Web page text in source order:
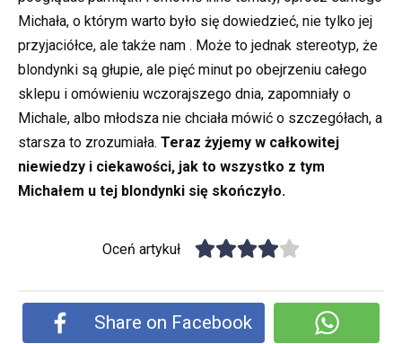
Michała, o którym warto było się dowiedzieć, nie tylko jej
przyjaciółce, ale także nam . Może to jednak stereotyp, że
blondynki są głupie, ale pięć minut po obejrzeniu całego
sklepu i omówieniu wczorajszego dnia, zapomniały o
Michale, albo młodsza nie chciała mówić o szczegółach, a
starsza to zrozumiała. Teraz żyjemy w całkowitej
niewiedzy i ciekawości, jak to wszystko z tym
Michałem u tej blondynki się skończyło.
Oceń artykuł
Share on Facebook